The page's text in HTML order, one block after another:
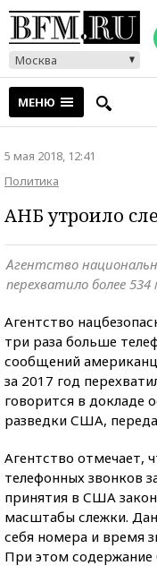
Москва
МЕНЮ
5 мая 2018, 12:41
Политика
АНБ утроило
Агентство
перехватило более
Агентство
три раза больше
сообщений
за 2017 год
говорится в докладе
разведки США,
Агентство отмечает,
телефонных звонков
принятия в США
масштабы слежки.
себя номера и время
При этом содержание